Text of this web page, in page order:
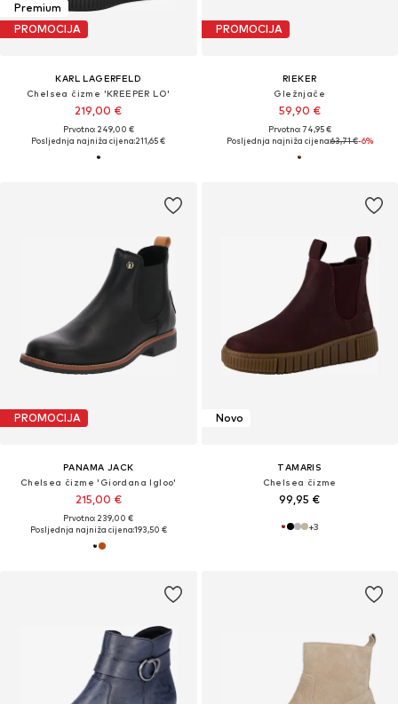
Premium
PROMOCIJA
KARL LAGERFELD
Chelsea čizme 'KREEPER LO'
219,00 €
Prvotno: 249,00 €
Posljednja najniža cijena:211,65 €
PROMOCIJA
RIEKER
Gležnjače
59,90 €
Prvotno: 74,95 €
Posljednja najniža cijena:63,71 €-6%
PROMOCIJA
PANAMA JACK
Chelsea čizme 'Giordana Igloo'
215,00 €
Prvotno: 239,00 €
Posljednja najniža cijena:193,50 €
Novo
TAMARIS
Chelsea čizme
99,95 €
+3